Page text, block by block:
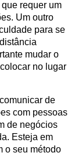
requer um
Um outro
para se
mudar o
no lugar
de
com pessoas
de negócios
Esteja em
o seu método